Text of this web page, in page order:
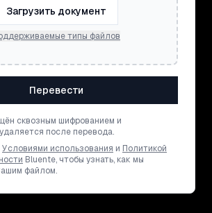
Загрузить документ
типы файлов
Перевести
сквозным шифрованием и
после перевода.
Условиями использования и Политикой
Bluente, чтобы узнать, как мы
файлом.